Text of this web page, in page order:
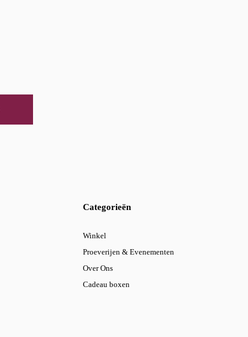
Categorieën
Winkel
Proeverijen & Evenementen
Over Ons
Cadeau boxen